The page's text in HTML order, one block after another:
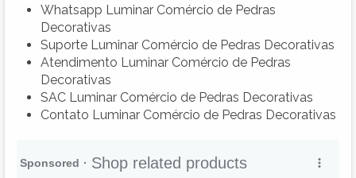
Whatsapp Luminar Comércio de Pedras
Decorativas
Suporte Luminar Comércio de Pedras Decorativas
Atendimento Luminar Comércio de Pedras
Decorativas
SAC Luminar Comércio de Pedras Decorativas
Contato Luminar Comércio de Pedras Decorativas